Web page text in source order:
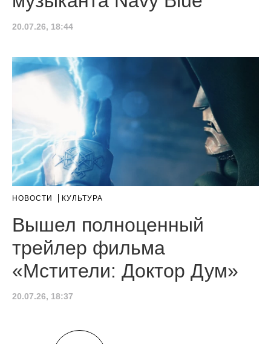
20.07.26, 18:44
НОВОСТИ КУЛЬТУРА
Вышел полноценный
трейлер фильма
«Мстители: Доктор Дум»
20.07.26, 18:37